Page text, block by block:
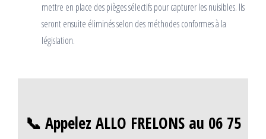
mettre en place des pièges sélectifs pour capturer les nuisibles. Ils
seront ensuite éliminés selon des méthodes conformes à la
législation.
📞 Appelez ALLO FRELONS au 06 75